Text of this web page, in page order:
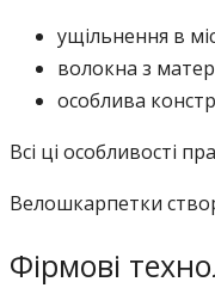
ущільнення в
волокна з
особлива
Всі ці особливості
Велошкарпетки
Фірмові